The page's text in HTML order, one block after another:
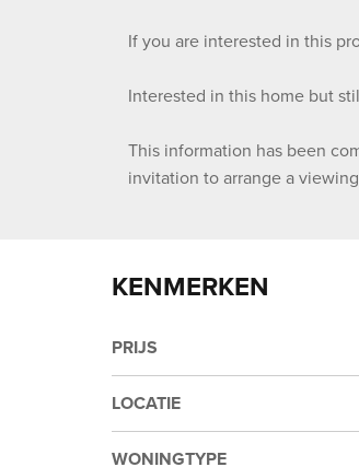
If you are interested in this
Interested in this home but
This information has been
invitation to arrange a
KENMERKEN
PRIJS
LOCATIE
WONINGTYPE